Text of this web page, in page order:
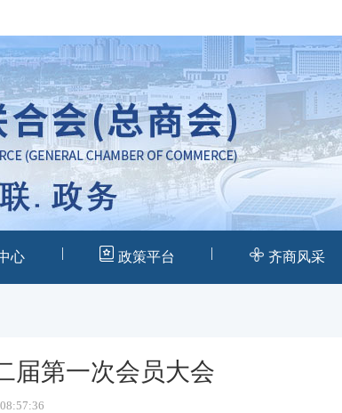
心 | 政策平台 | 齐商风采
届第一次会员大会